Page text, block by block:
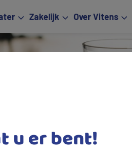
Zakelijk Over Vitens
u er bent!